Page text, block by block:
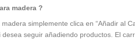
madera ?
simplemente clica en “Añadir al
desea seguir añadiendo productos. El